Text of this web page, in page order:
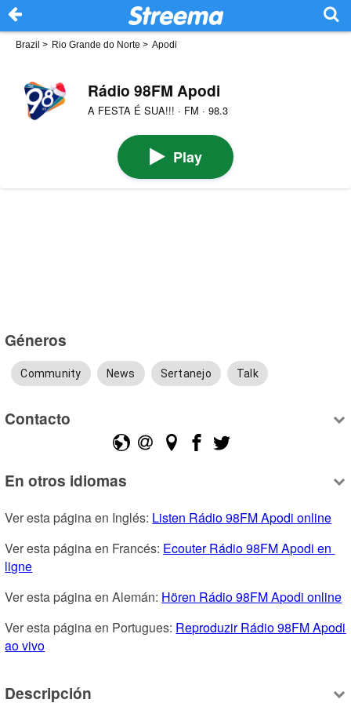
Brazil > Rio Grande do Norte > Apodi
Rádio 98FM Apodi
A FESTA É SUA!!! · FM · 98.3
Play
Géneros
Community News Sertanejo Talk
Contacto
En otros idiomas
Ver esta página en Inglés: Listen Rádio 98FM Apodi online
Ver esta página en Francés: Ecouter Rádio 98FM Apodi en
ligne
Ver esta página en Alemán: Hören Rádio 98FM Apodi online
Ver esta página en Portugues: Reproduzir Rádio 98FM Apodi
ao vivo
Descripción